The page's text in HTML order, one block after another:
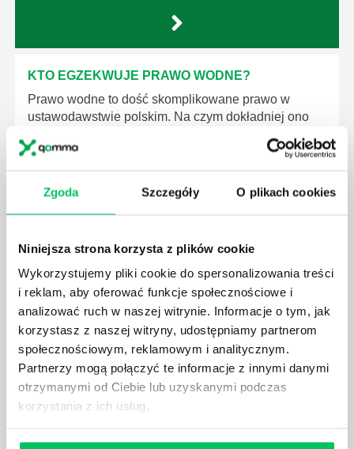
Zgoda Szczegóły O plikach cookies
Niniejsza strona korzysta z plików cookie
Wykorzystujemy pliki cookie do spersonalizowania treści
i reklam, aby oferować funkcje społecznościowe i
analizować ruch w naszej witrynie. Informacje o tym, jak
korzystasz z naszej witryny, udostępniamy partnerom
społecznościowym, reklamowym i analitycznym.
Partnerzy mogą połączyć te informacje z innymi danymi
otrzymanymi od Ciebie lub uzyskanymi podczas
korzystania z ich usług.
KTO EGZEKWUJE PRAWO WODNE?
Prawo wodne to dość skomplikowane prawo w
ustawodawstwie polskim. Na czym dokładniej ono
egzekwowanie prawa wodnego? Na te pytania
GDZIE MOŻEMY ZAPOZNAĆ SIĘ Z
WYMAGANIAMI NORM JAKOŚCI WYROBÓW
MEDYCZNYCH?
W związku z ogromnym rozwojem dzisiejszego
społeczeństwa wprowadzane jest coraz więcej reguł,
które mają za zadanie poprawić poszczególne
dziedziny gospodarki. Dzięki nim wszystkie firmy
będą zobowiązane przestrzegać zasad, których